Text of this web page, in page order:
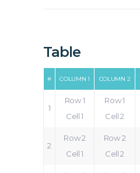
Table
# COLUMN 1 COLUMN 2
1
Row 1
Cell 1
Row 1
Cell 2
2
Row 2
Cell 1
Row 2
Cell 2